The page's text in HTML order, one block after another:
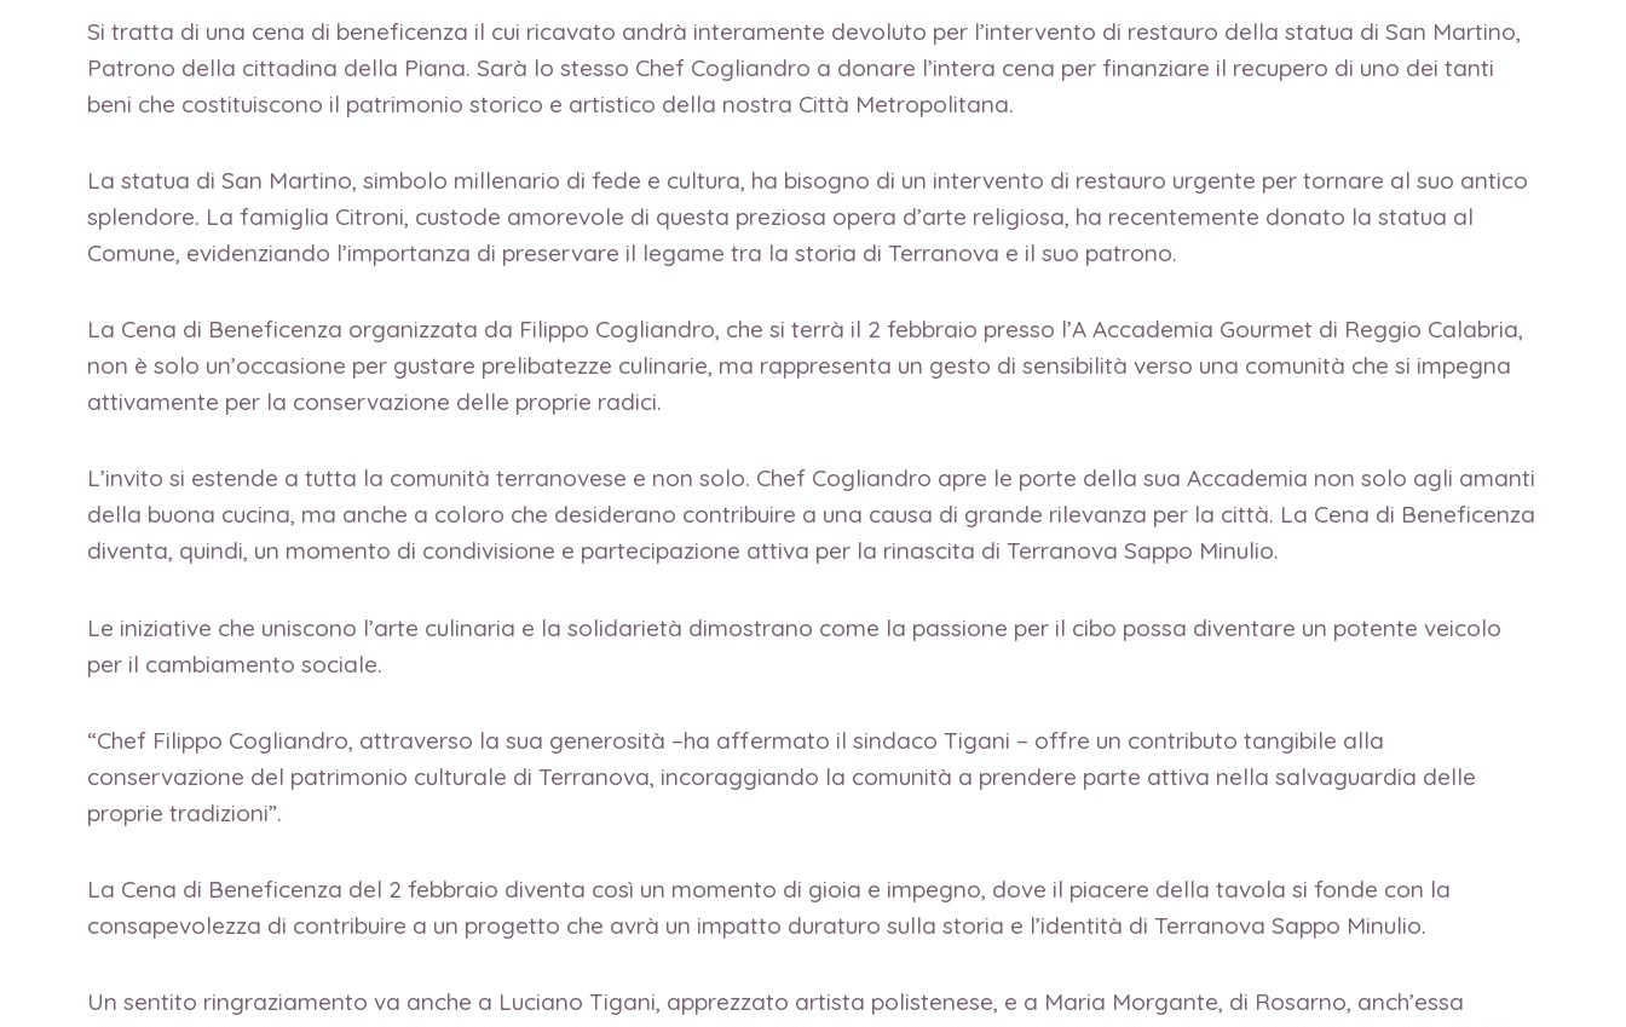
Si tratta di una cena di beneficenza il cui ricavato andrà interamente devoluto per l’intervento di restauro della statua di San Martino,
Patrono della cittadina della Piana. Sarà lo stesso Chef Cogliandro a donare l’intera cena per finanziare il recupero di uno dei tanti
beni che costituiscono il patrimonio storico e artistico della nostra Città Metropolitana.
La statua di San Martino, simbolo millenario di fede e cultura, ha bisogno di un intervento di restauro urgente per tornare al suo antico
splendore. La famiglia Citroni, custode amorevole di questa preziosa opera d’arte religiosa, ha recentemente donato la statua al
Comune, evidenziando l’importanza di preservare il legame tra la storia di Terranova e il suo patrono.
La Cena di Beneficenza organizzata da Filippo Cogliandro, che si terrà il 2 febbraio presso l’A Accademia Gourmet di Reggio Calabria,
non è solo un’occasione per gustare prelibatezze culinarie, ma rappresenta un gesto di sensibilità verso una comunità che si impegna
attivamente per la conservazione delle proprie radici.
L’invito si estende a tutta la comunità terranovese e non solo. Chef Cogliandro apre le porte della sua Accademia non solo agli amanti
della buona cucina, ma anche a coloro che desiderano contribuire a una causa di grande rilevanza per la città. La Cena di Beneficenza
diventa, quindi, un momento di condivisione e partecipazione attiva per la rinascita di Terranova Sappo Minulio.
Le iniziative che uniscono l’arte culinaria e la solidarietà dimostrano come la passione per il cibo possa diventare un potente veicolo
per il cambiamento sociale.
“Chef Filippo Cogliandro, attraverso la sua generosità –ha affermato il sindaco Tigani – offre un contributo tangibile alla
conservazione del patrimonio culturale di Terranova, incoraggiando la comunità a prendere parte attiva nella salvaguardia delle
proprie tradizioni”.
La Cena di Beneficenza del 2 febbraio diventa così un momento di gioia e impegno, dove il piacere della tavola si fonde con la
consapevolezza di contribuire a un progetto che avrà un impatto duraturo sulla storia e l’identità di Terranova Sappo Minulio.
Un sentito ringraziamento va anche a Luciano Tigani, apprezzato artista polistenese, e a Maria Morgante, di Rosarno, anch’essa